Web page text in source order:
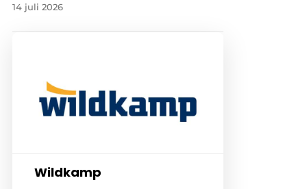
14 juli 2026
Wildkamp